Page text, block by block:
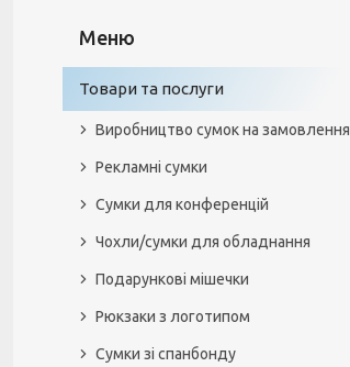
Товари та послуги
Виробництво сумок на замовлення
Рекламні сумки
Сумки для конференцій
Чохли/сумки для обладнання
Подарункові мішечки
Рюкзаки з логотипом
Сумки зі спанбонду